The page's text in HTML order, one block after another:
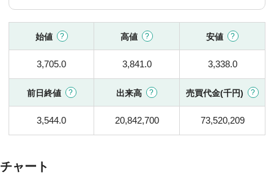
始値 高値 安値
3,705.0 3,841.0 3,338.0
前日終値 出来高 売買代金(千円)
3,544.0 20,842,700 73,520,209
チャート